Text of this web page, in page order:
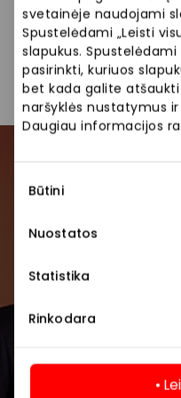
svetainėje naudojami
Spustelėdami „Leisti
slapukus.
pasirinkti, kuriuos
bet kada galite
naršyklės nustatymus
Daugiau informacijos
pasirinkimas
Būtini
Nuostatos
Statistika
Rinkodara
Drabužiai
Pirmieji sužinokite